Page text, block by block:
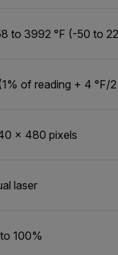
to 3992 °F (-50 to
of reading + 4 °F/2
x 480 pixels
laser
100%